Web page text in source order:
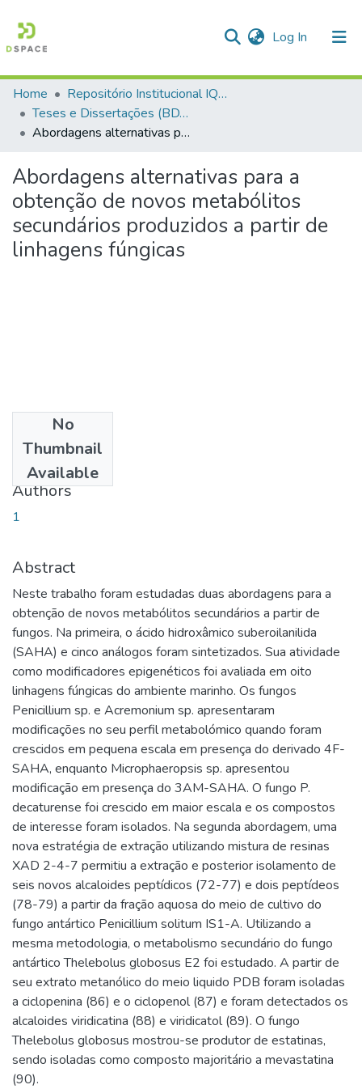
Log In (current)
Communities & Collections
All of DSpace
Statistics
Home
Repositório Institucional IQSC
Teses e Dissertações (BDTD USP)
Abordagens alternativas para a obtenção de novos metabólitos secundários produzidos a partir de linhagens fúngicas
Abordagens alternativas para a
obtenção de novos metabólitos
secundários produzidos a partir de
linhagens fúngicas
No
Thumbnail
Available
2019-02-08
Authors
1
Abstract
Neste trabalho foram estudadas duas abordagens para a
obtenção de novos metabólitos secundários a partir de
fungos. Na primeira, o ácido hidroxâmico suberoilanilida
(SAHA) e cinco análogos foram sintetizados. Sua atividade
como modificadores epigenéticos foi avaliada em oito
linhagens fúngicas do ambiente marinho. Os fungos
Penicillium sp. e Acremonium sp. apresentaram
modificações no seu perfil metabolómico quando foram
crescidos em pequena escala em presença do derivado 4F-
SAHA, enquanto Microphaeropsis sp. apresentou
modificação em presença do 3AM-SAHA. O fungo P.
decaturense foi crescido em maior escala e os compostos
de interesse foram isolados. Na segunda abordagem, uma
nova estratégia de extração utilizando mistura de resinas
XAD 2-4-7 permitiu a extração e posterior isolamento de
seis novos alcaloides peptídicos (72-77) e dois peptídeos
(78-79) a partir da fração aquosa do meio de cultivo do
fungo antártico Penicillium solitum IS1-A. Utilizando a
mesma metodologia, o metabolismo secundário do fungo
antártico Thelebolus globosus E2 foi estudado. A partir de
seu extrato metanólico do meio liquido PDB foram isoladas
a ciclopenina (86) e o ciclopenol (87) e foram detectados os
alcaloides viridicatina (88) e viridicatol (89). O fungo
Thelebolus globosus mostrou-se produtor de estatinas,
sendo isoladas como composto majoritário a mevastatina
(90).